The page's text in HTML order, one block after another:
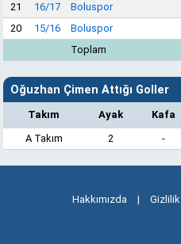
21
16/17 Boluspor
20
15/16 Boluspor
Toplam
Oğuzhan Çimen Attığı Goller
Takım Ayak Kafa
A Takım
2 -
Hakkımızda | Gizlilik